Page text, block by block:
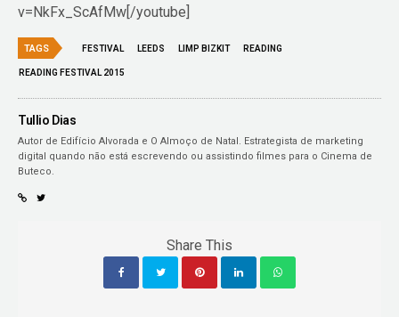
v=NkFx_ScAfMw[/youtube]
TAGS FESTIVAL LEEDS LIMP BIZKIT READING
READING FESTIVAL 2015
Tullio Dias
Autor de Edifício Alvorada e O Almoço de Natal. Estrategista de marketing
digital quando não está escrevendo ou assistindo filmes para o Cinema de
Buteco.
Share This